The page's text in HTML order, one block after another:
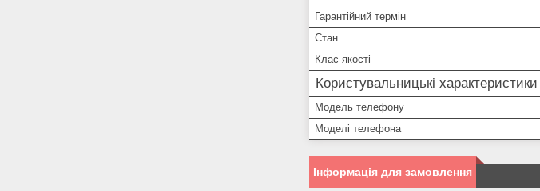
Гарантійний термін
Стан
Клас якості
Користувальницькі характеристики
Модель телефону
Моделі телефона
Інформація для замовлення